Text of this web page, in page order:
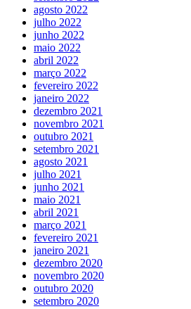
agosto 2022
julho 2022
junho 2022
maio 2022
abril 2022
março 2022
fevereiro 2022
janeiro 2022
dezembro 2021
novembro 2021
outubro 2021
setembro 2021
agosto 2021
julho 2021
junho 2021
maio 2021
abril 2021
março 2021
fevereiro 2021
janeiro 2021
dezembro 2020
novembro 2020
outubro 2020
setembro 2020